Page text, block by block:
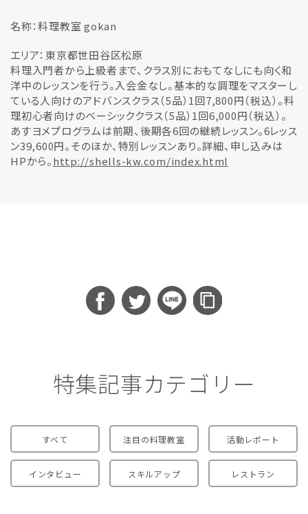
名称：料理教室 gokan
エリア：東京都世田谷区松原
料理入門者から上級者まで、クラス別におもてなしにも向く和
洋中のレッスンを行う。入会金なし。基本的な調理をマスターし
ている人向けのアドバンスクラス（5品）1回7,800円（税込）。料
理初心者向けのベーシッククラス（5品）1回6,000円（税込）。
あすヨメプログラムは前期、後期各6回の継続レッスン。6レッス
ン39,600円。そのほか、特別レッスンあり。詳細、申し込みは
HPから。http://shells-kw.com/index.html
特集記事カテゴリー
すべて 注目の料理教室 活動レポート
インタビュー スキルアップ レストラン